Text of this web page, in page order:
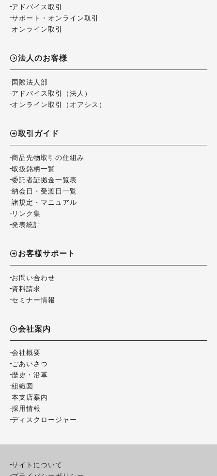
アドバイス取引
サポート・オンライン取引
オンライン取引
法人のお客様
国際法人部
アドバイス取引（法人）
オンライン取引（オアシス）
取引ガイド
商品先物取引の仕組み
取扱銘柄一覧
委託者証拠金一覧表
納会日・受渡日一覧
諸規定・マニュアル
リンク集
発表統計
お客様サポート
お問い合わせ
資料請求
セミナー情報
会社案内
会社概要
ごあいさつ
歴史・沿革
組織図
本支店案内
採用情報
ディスクロージャー
サイトについて